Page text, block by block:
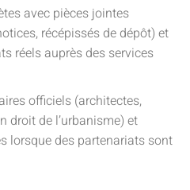
avec pièces jointes
récépissés de dépôt) et
réels auprès des services
officiels (architectes,
droit de l’urbanisme) et
lorsque des partenariats sont